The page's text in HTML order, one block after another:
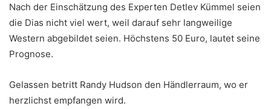
Nach der Einschätzung des Experten Detlev Kümmel seien
die Dias nicht viel wert, weil darauf sehr langweilige
Western abgebildet seien. Höchstens 50 Euro, lautet seine
Prognose.
Gelassen betritt Randy Hudson den Händlerraum, wo er
herzlichst empfangen wird.